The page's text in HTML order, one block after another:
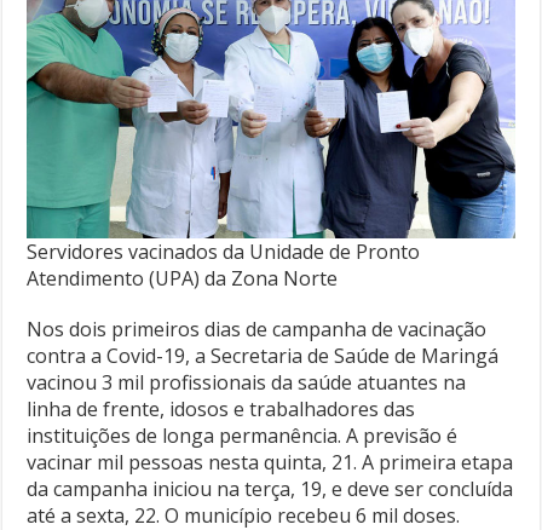
Servidores vacinados da Unidade de Pronto
Atendimento (UPA) da Zona Norte
Nos dois primeiros dias de campanha de vacinação
contra a Covid-19, a Secretaria de Saúde de Maringá
vacinou 3 mil profissionais da saúde atuantes na
linha de frente, idosos e trabalhadores das
instituições de longa permanência. A previsão é
vacinar mil pessoas nesta quinta, 21. A primeira etapa
da campanha iniciou na terça, 19, e deve ser concluída
até a sexta, 22. O município recebeu 6 mil doses.